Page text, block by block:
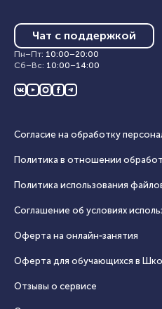
Чат с поддержкой
Пн–Пт: 10:00–20:00
Сб–Вс: 10:00–14:00
Согласие на обработку
Политика в отношении
Политика использования
Соглашение об условиях
Оферта на онлайн‑занятия
Оферта для обучающихся в
Отзывы о сервисе